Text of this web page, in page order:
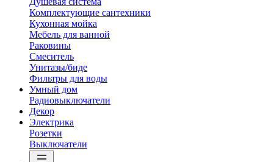
Комплектующие сантехники
Кухонная мойка
Мебель для ванной
Раковины
Смеситель
Унитазы/биде
Фильтры для воды
Умный дом
Радиовыключатели
Декор
Электрика
Розетки
Выключатели